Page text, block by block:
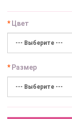
Цвет
Размер